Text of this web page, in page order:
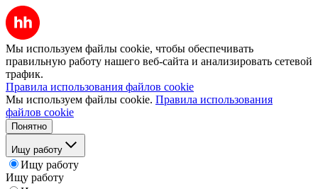
Мы используем файлы cookie, чтобы обеспечивать
правильную работу нашего веб-сайта и анализировать сетевой
трафик.
Правила использования файлов cookie
Мы используем файлы cookie. Правила использования
файлов cookie
Понятно
Ищу работу
Ищу работу
Ищу работу